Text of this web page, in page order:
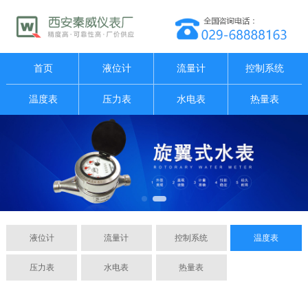
首页 液位计 流量计 控制系统
温度表 压力表 水电表 热量表
液位计 流量计 控制系统 温度表
压力表 水电表 热量表